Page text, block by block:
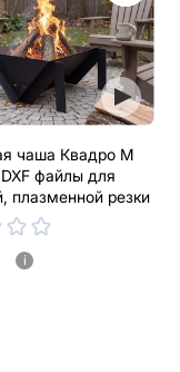
чаша Квадро М
файлы для
плазменной резки
i